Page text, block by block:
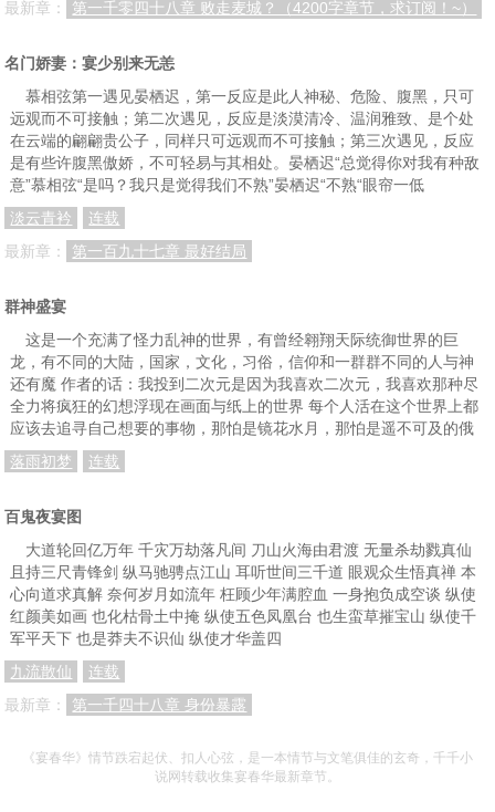
最新章：
第一千零四十八章 败走麦城？（4200字章节，求订阅！~）
名门娇妻：宴少别来无恙
慕相弦第一遇见晏栖迟，第一反应是此人神秘、危险、腹黑，只可
远观而不可接触；第二次遇见，反应是淡漠清冷、温润雅致、是个处
在云端的翩翩贵公子，同样只可远观而不可接触；第三次遇见，反应
是有些许腹黑傲娇，不可轻易与其相处。晏栖迟“总觉得你对我有种敌
意”慕相弦“是吗？我只是觉得我们不熟”晏栖迟“不熟“眼帘一低
淡云青衿
连载
最新章：
第一百九十七章 最好结局
群神盛宴
这是一个充满了怪力乱神的世界，有曾经翱翔天际统御世界的巨
龙，有不同的大陆，国家，文化，习俗，信仰和一群群不同的人与神
还有魔 作者的话：我投到二次元是因为我喜欢二次元，我喜欢那种尽
全力将疯狂的幻想浮现在画面与纸上的世界 每个人活在这个世界上都
应该去追寻自己想要的事物，那怕是镜花水月，那怕是遥不可及的俄
落雨初梦
连载
百鬼夜宴图
大道轮回亿万年 千灾万劫落凡间 刀山火海由君渡 无量杀劫戮真仙
且持三尺青锋剑 纵马驰骋点江山 耳听世间三千道 眼观众生悟真禅 本
心向道求真解 奈何岁月如流年 枉顾少年满腔血 一身抱负成空谈 纵使
红颜美如画 也化枯骨土中掩 纵使五色凤凰台 也生蛮草摧宝山 纵使千
军平天下 也是莽夫不识仙 纵使才华盖四
九流散仙
连载
最新章：
第一千四十八章 身份暴露
《宴春华》情节跌宕起伏、扣人心弦，是一本情节与文笔俱佳的玄奇，千千小
说网转载收集宴春华最新章节。